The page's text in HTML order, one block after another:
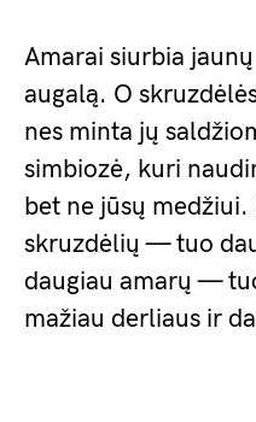
Amarai siurbia
augalą. O
nes minta jų
simbiozė, kuri
bet ne jūsų medžiui.
skruzdėlių — tuo
daugiau amarų —
mažiau derliaus ir